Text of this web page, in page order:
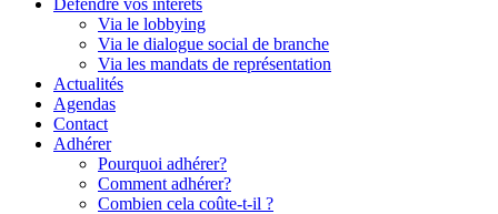
Défendre vos interêts
Via le lobbying
Via le dialogue social de branche
Via les mandats de représentation
Actualités
Agendas
Contact
Adhérer
Pourquoi adhérer?
Comment adhérer?
Combien cela coûte-t-il ?